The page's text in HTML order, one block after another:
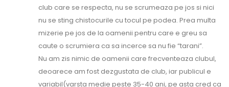
club care se respecta, nu se scrumeaza pe jos si nici
nu se sting chistocurile cu tocul pe podea. Prea multa
mizerie pe jos de la oamenii pentru care e greu sa
caute o scrumiera ca sa incerce sa nu fie “tarani”.
Nu am zis nimic de oamenii care frecventeaza clubul,
deoarece am fost dezgustata de club, iar publicul e
variabil(varsta medie peste 35-40 ani, pe asta cred ca